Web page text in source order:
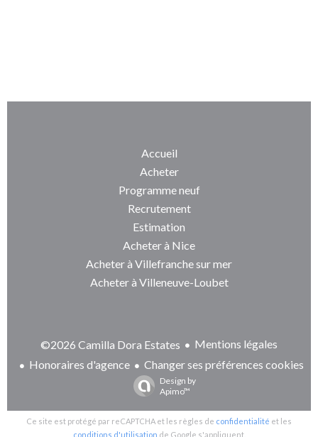
Accueil
Acheter
Programme neuf
Recrutement
Estimation
Acheter à Nice
Acheter à Villefranche sur mer
Acheter à Villeneuve-Loubet
©2026 Camilla Dora Estates
Mentions légales
Honoraires d'agence
Changer ses préférences cookies
Design by
Apimo™
Ce site est protégé par reCAPTCHA et les règles de confidentialité et les
conditions d'utilisation de Google s'appliquent.